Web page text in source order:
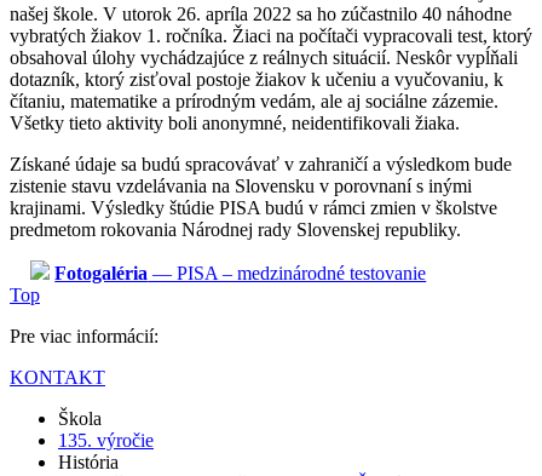
našej škole. V utorok 26. apríla 2022 sa ho zúčastnilo 40 náhodne
vybratých žiakov 1. ročníka. Žiaci na počítači vypracovali test, ktorý
obsahoval úlohy vychádzajúce z reálnych situácií. Neskôr vypĺňali
dotazník, ktorý zisťoval postoje žiakov k učeniu a vyučovaniu, k
čítaniu, matematike a prírodným vedám, ale aj sociálne zázemie.
Všetky tieto aktivity boli anonymné, neidentifikovali žiaka.
Získané údaje sa budú spracovávať v zahraničí a výsledkom bude
zistenie stavu vzdelávania na Slovensku v porovnaní s inými
krajinami. Výsledky štúdie PISA budú v rámci zmien v školstve
predmetom rokovania Národnej rady Slovenskej republiky.
Fotogaléria — PISA – medzinárodné testovanie
Top
Pre viac informácií:
KONTAKT
Škola
135. výročie
História